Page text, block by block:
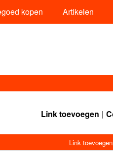
kopen Artikelen
Link toevoegen
Link toevoegen